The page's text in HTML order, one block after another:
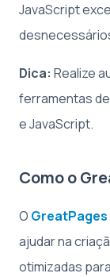
JavaScript
Dica: Realize
ferramentas
e JavaScript.
Como o
O GreatPages
ajudar na
otimizadas